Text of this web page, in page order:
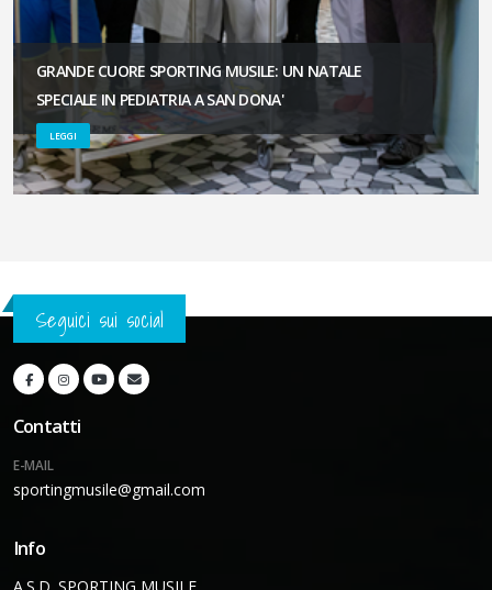
GRANDE CUORE SPORTING MUSILE: UN NATALE
SPECIALE IN PEDIATRIA A SAN DONA'
LEGGI
Seguici sui social
Contatti
E-MAIL
sportingmusile@gmail.com
Info